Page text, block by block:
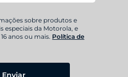
Enviar
sobre produtos e
especiais da Motorola, e
anos ou mais. Política de